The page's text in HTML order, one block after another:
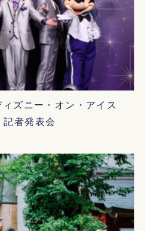
ズニー・オン・アイス
者発表会